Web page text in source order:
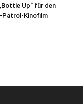
Up“ für den
Patrol-Kinofilm